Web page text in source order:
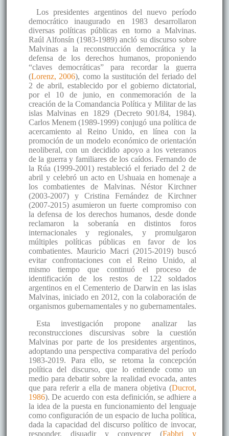
Los presidentes argentinos del nuevo período
democrático inaugurado en 1983 desarrollaron
diversas políticas públicas en torno a Malvinas.
Raúl Alfonsín (1983-1989) ancló su discurso sobre
Malvinas a la reconstrucción democrática y la
defensa de los derechos humanos, proponiendo
“claves democráticas” para recordar la guerra
(Lorenz, 2006), como la sustitución del feriado del
2 de abril, establecido por el gobierno dictatorial,
por el 10 de junio, en conmemoración de la
creación de la Comandancia Política y Militar de las
islas Malvinas en 1829 (Decreto 901/84, 1984).
Carlos Menem (1989-1999) conjugó una política de
acercamiento al Reino Unido, en línea con la
promoción de un modelo económico de orientación
neoliberal, con un decidido apoyo a los veteranos
de la guerra y familiares de los caídos. Fernando de
la Rúa (1999-2001) restableció el feriado del 2 de
abril y celebró un acto en Ushuaia en homenaje a
los combatientes de Malvinas. Néstor Kirchner
(2003-2007) y Cristina Fernández de Kirchner
(2007-2015) asumieron un fuerte compromiso con
la defensa de los derechos humanos, desde donde
reclamaron la soberanía en distintos foros
internacionales y regionales, y promulgaron
múltiples políticas públicas en favor de los
combatientes. Mauricio Macri (2015-2019) buscó
evitar confrontaciones con el Reino Unido, al
mismo tiempo que continuó el proceso de
identificación de los restos de 122 soldados
argentinos en el Cementerio de Darwin en las islas
Malvinas, iniciado en 2012, con la colaboración de
organismos gubernamentales y no gubernamentales.
Esta investigación propone analizar las
reconstrucciones discursivas sobre la cuestión
Malvinas por parte de los presidentes argentinos,
adoptando una perspectiva comparativa del período
1983-2019. Para ello, se retoma la concepción
política del discurso, que lo entiende como un
medio para debatir sobre la realidad evocada, antes
que para referir a ella de manera objetiva (Ducrot,
1986). De acuerdo con esta definición, se adhiere a
la idea de la puesta en funcionamiento del lenguaje
como configuración de un espacio de lucha política,
dada la capacidad del discurso político de invocar,
responder, disuadir y convencer (Fabbri y